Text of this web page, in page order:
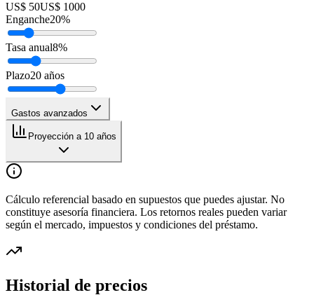
US$ 50US$ 1000
Enganche20%
Tasa anual8%
Plazo20 años
Gastos avanzados
Proyección a 10 años
Cálculo referencial basado en supuestos que puedes ajustar. No
constituye asesoría financiera. Los retornos reales pueden variar
según el mercado, impuestos y condiciones del préstamo.
Historial de precios